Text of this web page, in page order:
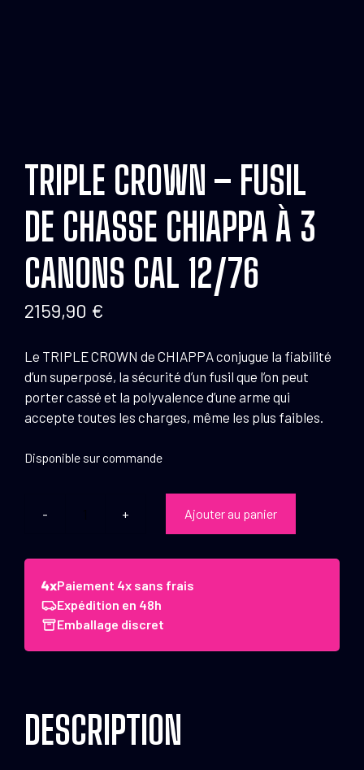
TRIPLE CROWN – FUSIL
DE CHASSE CHIAPPA À 3
CANONS CAL 12/76
2159,90 €
Le TRIPLE CROWN de CHIAPPA conjugue la fiabilité
d’un superposé, la sécurité d’un fusil que l’on peut
porter cassé et la polyvalence d’une arme qui
accepte toutes les charges, même les plus faibles.
Disponible sur commande
quantité
Triple
Crown
-
Fusil
canons
Ajouter au panier
Paiement 4x sans frais
Expédition en 48h
Emballage discret
DESCRIPTION